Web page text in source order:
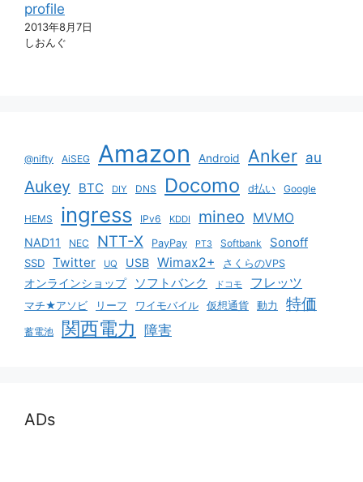
profile
2013年8月7日
しおんぐ
@nifty AiSEG Amazon Android Anker au
Aukey BTC DIY DNS Docomo d払い Google
HEMS ingress IPv6 KDDI mineo MVMO
NAD11 NEC NTT-X PayPay PT3 Softbank Sonoff
SSD Twitter UQ USB Wimax2+ さくらのVPS
オンラインショップ ソフトバンク ドコモ フレッツ
マチ★アソビ リーフ ワイモバイル 仮想通貨 動力 特価
蓄電池 関西電力 障害
ADs